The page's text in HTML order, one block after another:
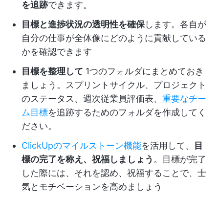
を追跡できます。
目標と進捗状況の透明性を確保します。各自が
自分の仕事が全体像にどのように貢献している
かを確認できます
目標を整理して 1つのフォルダにまとめておき
ましょう。スプリントサイクル、プロジェクト
のステータス、週次従業員評価表、 重要なチー
ム目標を追跡するためのフォルダを作成してく
ださい。
ClickUpのマイルストーン機能を活用して、 目
標の完了を称え、祝福しましょう 。目標が完了
した際には、それを認め、祝福することで、士
気とモチベーションを高めましょう